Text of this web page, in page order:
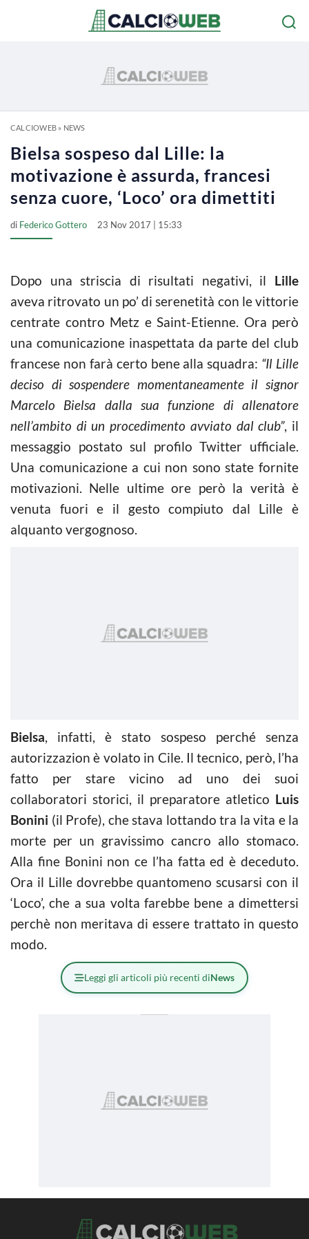
CALCIOWEB» NEWS
Bielsa sospeso dal Lille: la
motivazione è assurda, francesi
senza cuore, ‘Loco’ ora dimettiti
di Federico Gottero 23 Nov 2017 | 15:33
Dopo una striscia di risultati negativi, il Lille
aveva ritrovato un po’ di serenetità con le vittorie
centrate contro Metz e Saint-Etienne. Ora però
una comunicazione inaspettata da parte del club
francese non farà certo bene alla squadra: “Il Lille
deciso di sospendere momentaneamente il signor
Marcelo Bielsa dalla sua funzione di allenatore
nell’ambito di un procedimento avviato dal club”, il
messaggio postato sul profilo Twitter ufficiale.
Una comunicazione a cui non sono state fornite
motivazioni. Nelle ultime ore però la verità è
venuta fuori e il gesto compiuto dal Lille è
alquanto vergognoso.
Bielsa, infatti, è stato sospeso perché senza
autorizzazion è volato in Cile. Il tecnico, però, l’ha
fatto per stare vicino ad uno dei suoi
collaboratori storici, il preparatore atletico Luis
Bonini (il Profe), che stava lottando tra la vita e la
morte per un gravissimo cancro allo stomaco.
Alla fine Bonini non ce l’ha fatta ed è deceduto.
Ora il Lille dovrebbe quantomeno scusarsi con il
‘Loco’, che a sua volta farebbe bene a dimettersi
perchè non meritava di essere trattato in questo
modo.
Leggi gli articoli più recenti diNews